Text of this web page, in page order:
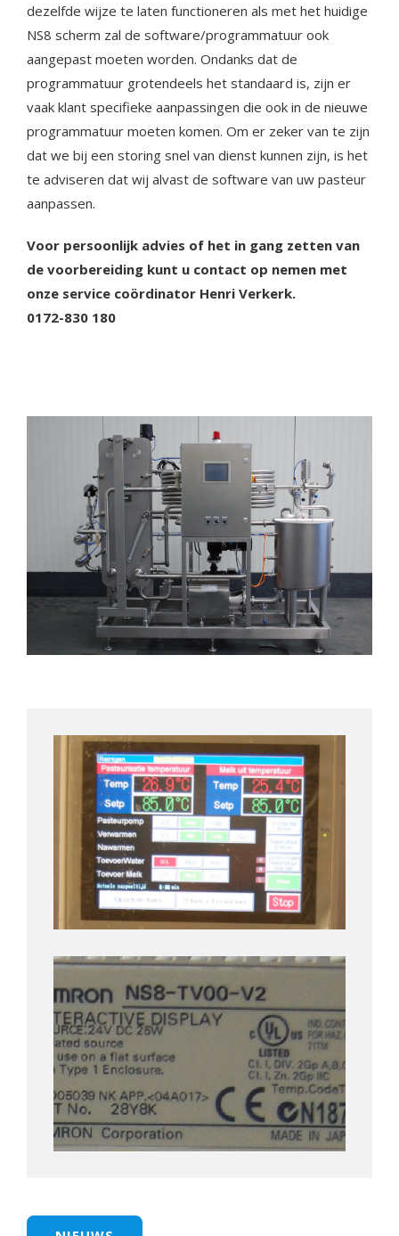
dezelfde wijze te laten functioneren als met het huidige
NS8 scherm zal de software/programmatuur ook
aangepast moeten worden. Ondanks dat de
programmatuur grotendeels het standaard is, zijn er
vaak klant specifieke aanpassingen die ook in de nieuwe
programmatuur moeten komen. Om er zeker van te zijn
dat we bij een storing snel van dienst kunnen zijn, is het
te adviseren dat wij alvast de software van uw pasteur
aanpassen.
Voor persoonlijk advies of het in gang zetten van
de voorbereiding kunt u contact op nemen met
onze service coördinator Henri Verkerk.
0172-830 180